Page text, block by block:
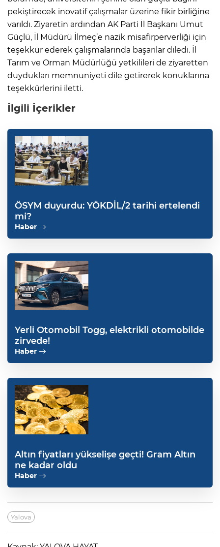
pekiştirecek inovatif çalışmalar üzerine fikir birliğine
varıldı. Ziyaretin ardından AK Parti İl Başkanı Umut
Güçlü, İl Müdürü İlmeç’e nazik misafirperverliği için
teşekkür ederek çalışmalarında başarılar diledi. İl
Tarım ve Orman Müdürlüğü yetkilileri de ziyaretten
duydukları memnuniyeti dile getirerek konuklarına
teşekkürlerini iletti.
İlgili İçerikler
ÖSYM duyurdu: YÖKDİL/2 tarihi ertelendi
mi?
Haber
Yerli Otomobil Togg, elektrikli otomobilde
zirvede!
Haber
Altın fiyatları yükselişe geçti! Gram Altın
ne kadar oldu
Haber
Yalova